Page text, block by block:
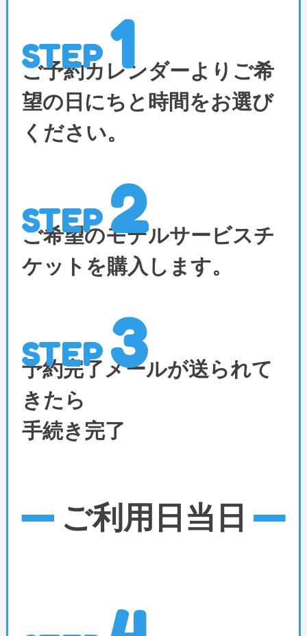
STEP1
ご予約カレンダーよりご希
望の日にちと時間をお選び
ください。
STEP2
ご希望のモデルサービスチ
ケットを購入します。
STEP3
予約完了メールが送られて
きたら
手続き完了
ご利用日当日